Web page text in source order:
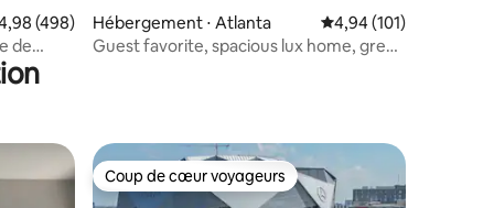
: 4,98 sur 5
moyenne sur la base de 498 commentaires : 4,98 sur 5
(498)
de
Hébergement ⋅ Atlanta Évaluation moyenne
4,94 (101)
Guest favorite, spacious lux home, great
Coup de cœur voyageurs
Coup de cœur voyageurs